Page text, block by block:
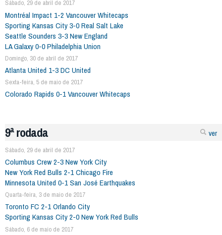
Sábado, 29 de abril de 2017
Montréal Impact 1-2 Vancouver Whitecaps
Sporting Kansas City 3-0 Real Salt Lake
Seattle Sounders 3-3 New England
LA Galaxy 0-0 Philadelphia Union
Domingo, 30 de abril de 2017
Atlanta United 1-3 DC United
Sexta-feira, 5 de maio de 2017
Colorado Rapids 0-1 Vancouver Whitecaps
ver
9ª rodada
Sábado, 29 de abril de 2017
Columbus Crew 2-3 New York City
New York Red Bulls 2-1 Chicago Fire
Minnesota United 0-1 San José Earthquakes
Quarta-feira, 3 de maio de 2017
Toronto FC 2-1 Orlando City
Sporting Kansas City 2-0 New York Red Bulls
Sábado, 6 de maio de 2017